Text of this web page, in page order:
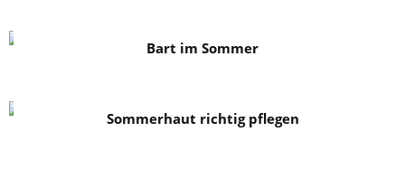
Bart im Sommer
Sommerhaut richtig pflegen